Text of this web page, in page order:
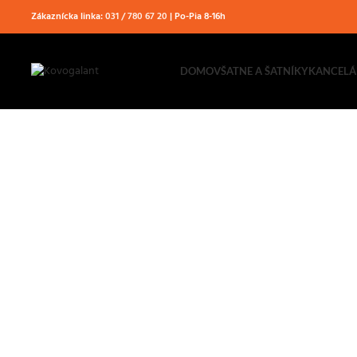
Zákaznícka linka:031 / 780 67 20 | Po-Pia 8-16h
DOMOVŠATNE A ŠATNÍKY